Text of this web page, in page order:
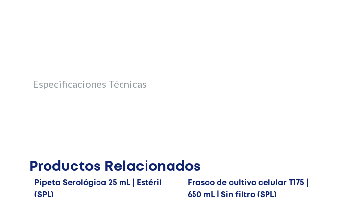
Especificaciones Técnicas
Productos Relacionados
Pipeta Serológica 25 mL | Estéril
(SPL)
Frasco de cultivo celular T175 |
650 mL | Sin filtro (SPL)